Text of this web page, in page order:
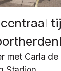
met Carla